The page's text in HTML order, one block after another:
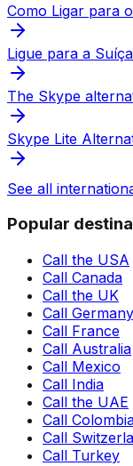
Como Ligar para
Ligue para a
The Skype
Skype Lite
See all
Popular
Call the USA
Call Canada
Call the UK
Call Germany
Call France
Call Australia
Call Mexico
Call India
Call the UAE
Call
Call
Call Turkey